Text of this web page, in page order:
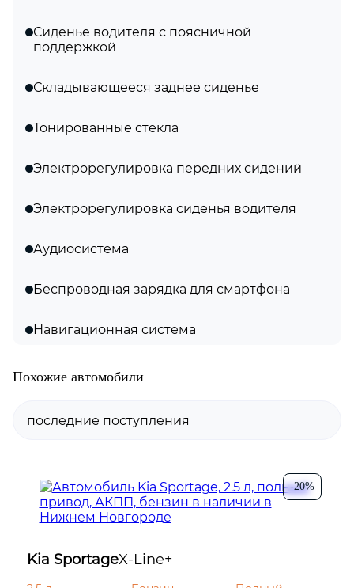
Сиденье водителя с поясничной
поддержкой
Складывающееся заднее сиденье
Тонированные стекла
Электрорегулировка передних сидений
Электрорегулировка сиденья водителя
Аудиосистема
Беспроводная зарядка для смартфона
Навигационная система
Премиальная аудиосистема
Android Auto
CarPlay
Похожие автомобили
-20%
Kia SportageX-Line+